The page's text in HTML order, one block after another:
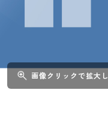
画像クリックで拡大し